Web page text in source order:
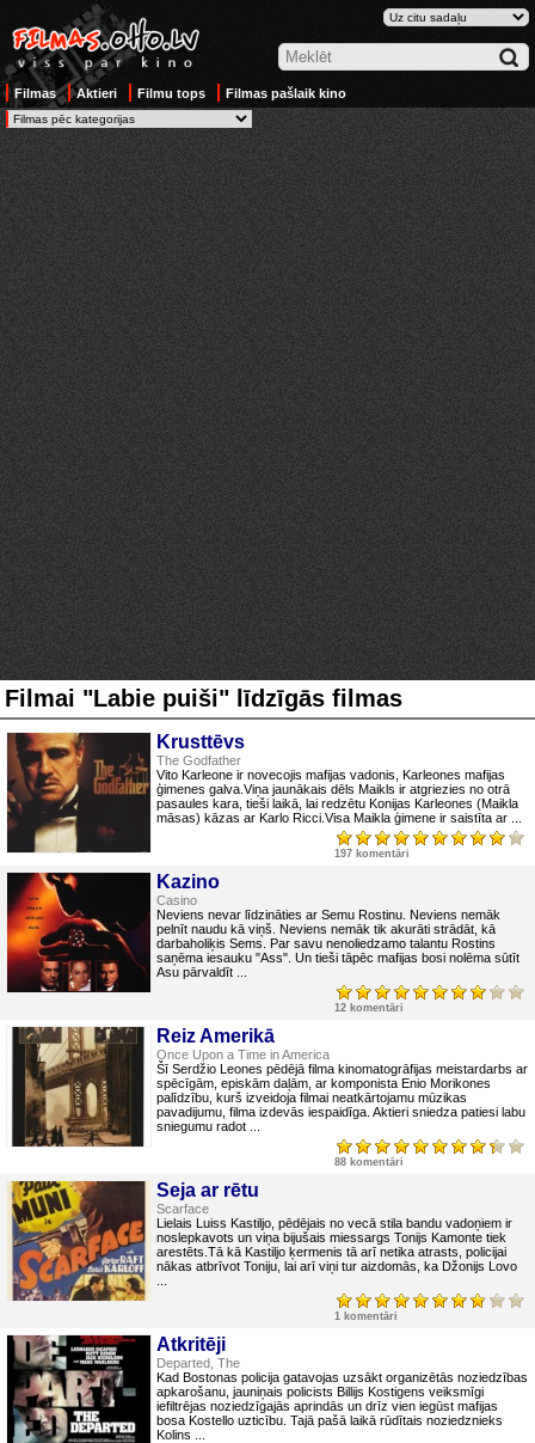
Filmas Aktieri Filmu tops Filmas pašlaik kino
Filmai "Labie puiši" līdzīgās filmas
Krusttēvs
The Godfather
Vito Karleone ir novecojis mafijas vadonis, Karleones mafijas
ģimenes galva.Viņa jaunākais dēls Maikls ir atgriezies no otrā
pasaules kara, tieši laikā, lai redzētu Konijas Karleones (Maikla
māsas) kāzas ar Karlo Ricci.Visa Maikla ģimene ir saistīta ar ...
197 komentāri
Kazino
Casino
Neviens nevar līdzināties ar Semu Rostinu. Neviens nemāk
pelnīt naudu kā viņš. Neviens nemāk tik akurāti strādāt, kā
darbaholiķis Sems. Par savu nenoliedzamo talantu Rostins
saņēma iesauku "Ass". Un tieši tāpēc mafijas bosi nolēma sūtīt
Asu pārvaldīt ...
12 komentāri
Reiz Amerikā
Once Upon a Time in America
Šī Serdžio Leones pēdējā filma kinomatogrāfijas meistardarbs ar
spēcīgām, episkām daļām, ar komponista Enio Morikones
palīdzību, kurš izveidoja filmai neatkārtojamu mūzikas
pavadijumu, filma izdevās iespaidīga. Aktieri sniedza patiesi labu
sniegumu radot ...
88 komentāri
Seja ar rētu
Scarface
Lielais Luiss Kastiljo, pēdējais no vecā stila bandu vadoņiem ir
noslepkavots un viņa bijušais miessargs Tonijs Kamonte tiek
arestēts.Tā kā Kastiljo ķermenis tā arī netika atrasts, policijai
nākas atbrīvot Toniju, lai arī viņi tur aizdomās, ka Džonijs Lovo
1 komentāri
Atkritēji
Departed, The
Kad Bostonas policija gatavojas uzsākt organizētās noziedzības
apkarošanu, jauniņais policists Billijs Kostigens veiksmīgi
iefiltrējas noziedzīgajās aprindās un drīz vien iegūst mafijas
bosa Kostello uzticību. Tajā pašā laikā rūdītais noziedznieks
Kolins ...